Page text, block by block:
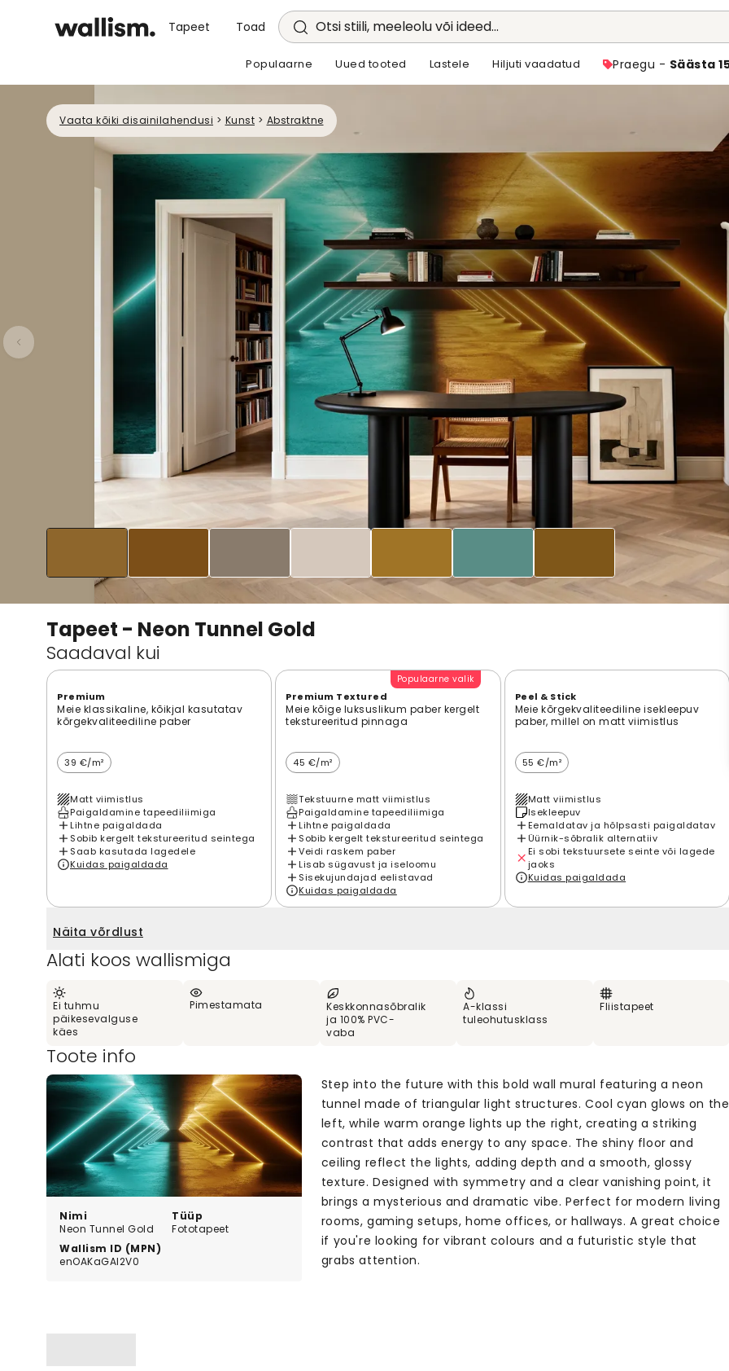
Tapeet Toad Otsi stiili, meeleolu või ideed...
Populaarne Uued tooted Lastele Hiljuti vaadatud Praegu - Säästa
Vaata kõiki disainilahendusi > Kunst > Abstraktne
Tapeet - Neon Tunnel Gold
Saadaval kui
Premium
Meie klassikaline, kõikjal kasutatav
kõrgekvaliteediline paber
39 €/m²
Matt viimistlus
Paigaldamine tapeediliimiga
Lihtne paigaldada
Sobib kergelt tekstureeritud seintega
Saab kasutada lagedele
Kuidas paigaldada
Populaarne valik
Premium Textured
Meie kõige luksuslikum paber kergelt
tekstureeritud pinnaga
45 €/m²
Tekstuurne matt viimistlus
Paigaldamine tapeediliimiga
Lihtne paigaldada
Sobib kergelt tekstureeritud seintega
Veidi raskem paber
Lisab sügavust ja iseloomu
Sisekujundajad eelistavad
Kuidas paigaldada
Peel & Stick
Meie kõrgekvaliteediline isekleepuv
paber, millel on matt viimistlus
55 €/m²
Matt viimistlus
Isekleepuv
Eemaldatav ja hõlpsasti paigaldatav
Üürnik-sõbralik alternatiiv
Ei sobi tekstuursete seinte või lagede
jaoks
Kuidas paigaldada
Näita võrdlust
Alati koos wallismiga
Ei tuhmu
päikesevalguse
käes
Pimestamata
Keskkonnasõbralik
ja 100% PVC-
vaba
A-klassi
tuleohutusklass
Fliistapeet
Toote info
Nimi
Neon Tunnel Gold
Tüüp
Fototapeet
Wallism ID (MPN)
enOAKaGAl2V0
Step into the future with this bold wall mural featuring a neon
tunnel made of triangular light structures. Cool cyan glows on the
left, while warm orange lights up the right, creating a striking
contrast that adds energy to any space. The shiny floor and
ceiling reflect the lights, adding depth and a smooth, glossy
texture. Designed with symmetry and a clear vanishing point, it
brings a mysterious and dramatic vibe. Perfect for modern living
rooms, gaming setups, home offices, or hallways. A great choice
if you're looking for vibrant colours and a futuristic style that
grabs attention.